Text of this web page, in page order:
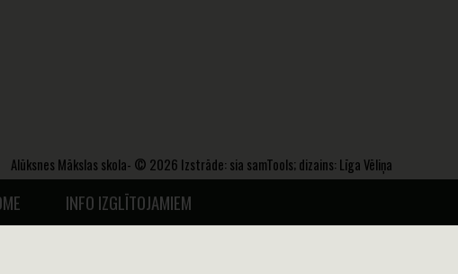
INFO IZGLĪTOJAMIEM
Alūksnes Mākslas skola- © 2026 Izstrāde:sia samTools; dizains: Līga Vēliņa
Mainīt sīkdatņu iestatījumus